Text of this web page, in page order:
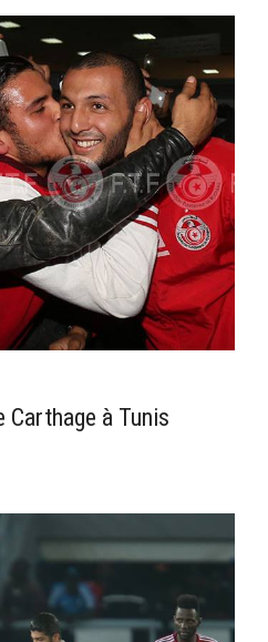
Carthage à Tunis